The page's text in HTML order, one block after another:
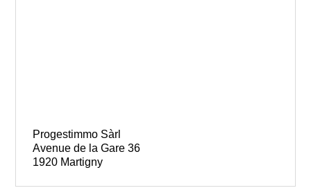
Progestimmo Sàrl
Avenue de la Gare 36
1920 Martigny